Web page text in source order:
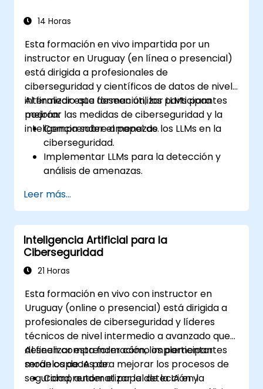
de modelos de IA en entornos periféricos.
14 Horas
Esta formación en vivo impartida por un
instructor en Uruguay (en línea o presencial)
está dirigida a profesionales de
ciberseguridad y científicos de datos de nivel
intermedio que deseen utilizar LLMs para
mejorar las medidas de ciberseguridad y la
inteligencia sobre amenazas.
Al finalizar esta formación, los participantes
podrán:
Comprender el papel de los LLMs en la
ciberseguridad.
Implementar LLMs para la detección y
análisis de amenazas.
seguridad y la respuesta a incidentes.
Integrar LLMs con la infraestructura de
seguridad existente.
Leer más...
Inteligencia Artificial para la
Ciberseguridad
21 Horas
Esta formación en vivo con instructor en
Uruguay (online o presencial) está dirigida a
profesionales de ciberseguridad y líderes
técnicos de nivel intermedio a avanzado que
deseen comprender cómo implementar
modelos de IA para mejorar los procesos de
seguridad, automatizar la detección y
Al finalizar esta formación, los participantes
serán capaces de:
Comprender el papel de la IA en la